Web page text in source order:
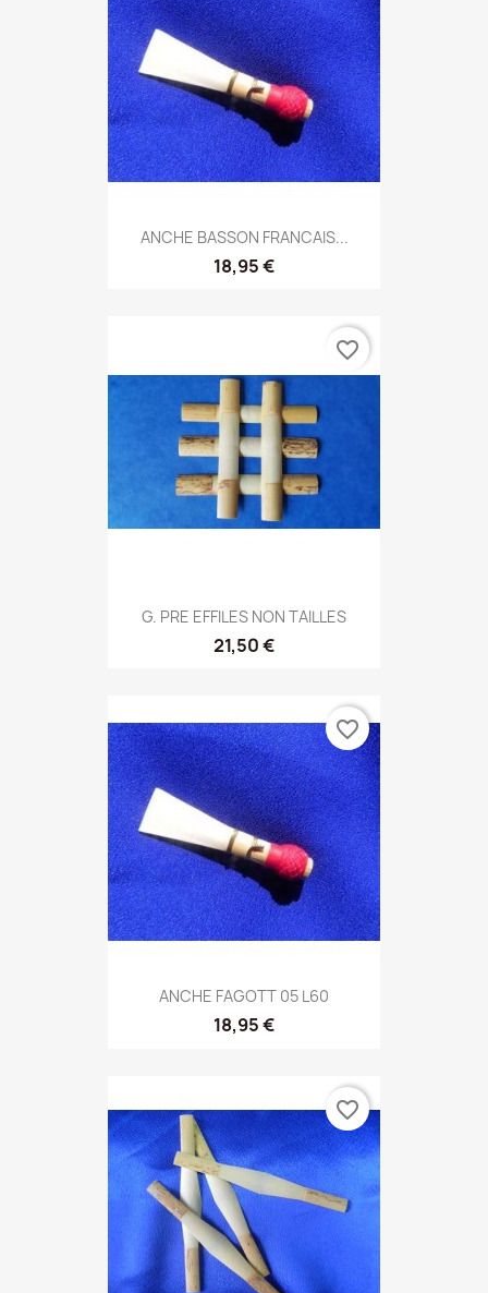
ANCHE BASSON FRANCAIS...
18,95 €
G. PRE EFFILES NON TAILLES
21,50 €
favorite_border
ANCHE FAGOTT 05 L60
18,95 €
favorite_border
favorite_border